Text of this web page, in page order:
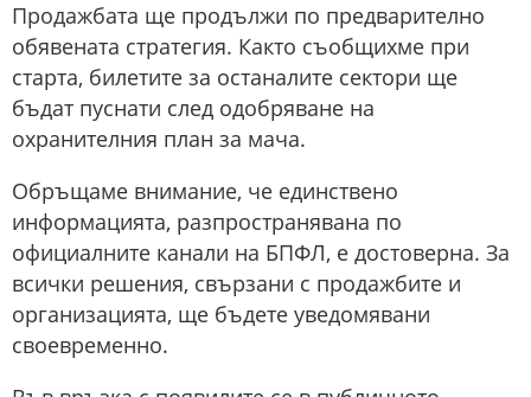
Продажбата ще продължи по предварително
обявената стратегия. Както съобщихме при
старта, билетите за останалите сектори ще
бъдат пуснати след одобряване на
охранителния план за мача.
Обръщаме внимание, че единствено
информацията, разпространявана по
официалните канали на БПФЛ, е достоверна. За
всички решения, свързани с продажбите и
организацията, ще бъдете уведомявани
своевременно.